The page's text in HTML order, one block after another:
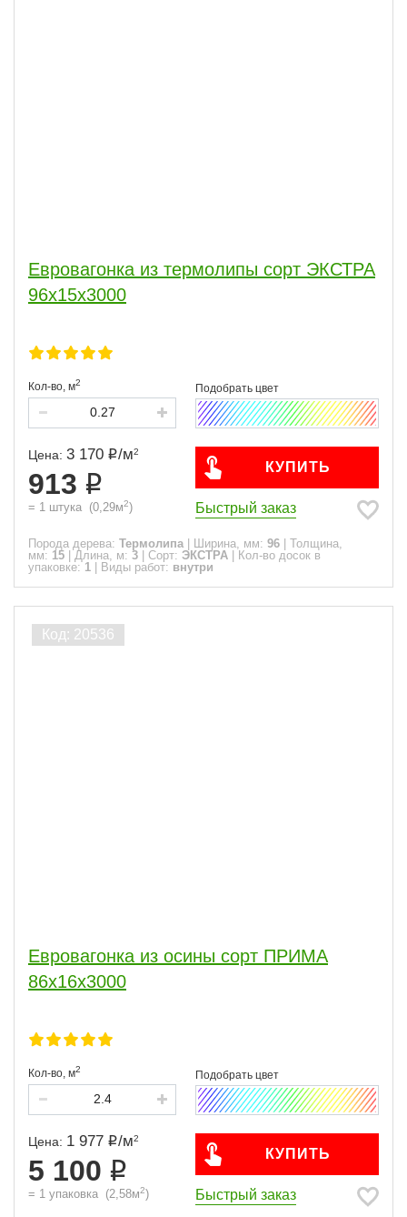
Евровагонка из термолипы сорт ЭКСТРА
96x15х3000
Кол-во, м2
Цена: 3 170 /м2
913
= 1 штука (0,29м2)
КУПИТЬ
Быстрый заказ
Порода дерева: Термолипа Ширина, мм: 96
Толщина,
мм: 15 Длина, м: 3 Сорт: ЭКСТРА
Кол-во досок в
упаковке: 1 Виды работ: внутри
Евровагонка из осины сорт ПРИМА
86x16x3000
Кол-во, м2
Цена: 1 977 /м2
5 100
= 1 упаковка (2,58м2)
КУПИТЬ
Быстрый заказ